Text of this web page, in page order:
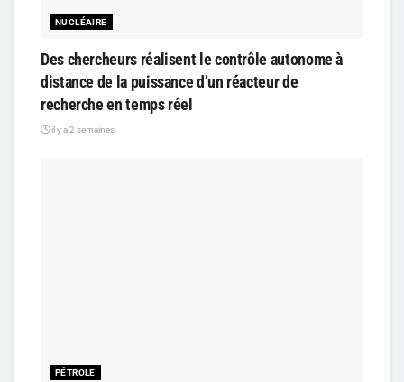
NUCLÉAIRE
Des chercheurs réalisent le contrôle autonome à
distance de la puissance d’un réacteur de
recherche en temps réel
il y a 2 semaines
PÉTROLE